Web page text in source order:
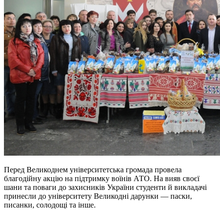
Перед Великоднем університетська громада провела
благодійну акцію на підтримку воїнів АТО. На вияв своєї
шани та поваги до захисників України студенти й викладачі
принесли до університету Великодні дарунки — паски,
писанки, солодощі та інше.